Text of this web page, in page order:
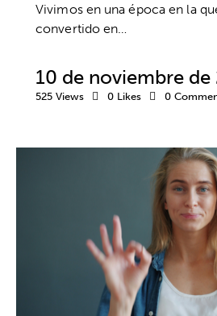
Vivimos en una época en la
convertido en…
10 de noviembre de
525 Views 0 Likes 0